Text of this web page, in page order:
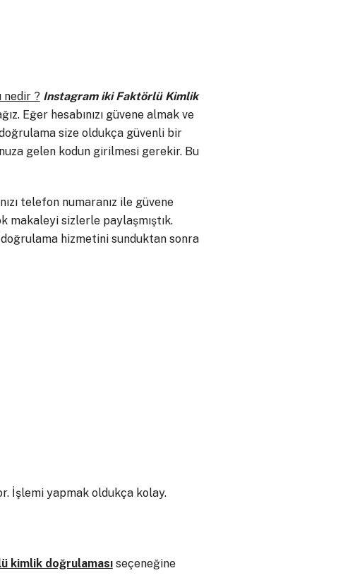
nedir ? Instagram iki Faktörlü Kimlik
Eğer hesabınızı güvene almak ve
size oldukça güvenli bir
gelen kodun girilmesi gerekir. Bu
telefon numaranız ile güvene
makaleyi sizlerle paylaşmıştık.
hizmetini sunduktan sonra
İşlemi yapmak oldukça kolay.
kimlik doğrulamasıseçeneğine